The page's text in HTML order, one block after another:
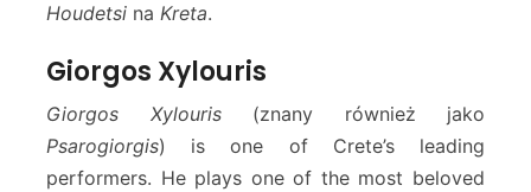
Houdetsi na Kreta.
Giorgos Xylouris
Giorgos Xylouris(znany również jako
Psarogiorgis) is one of Crete’s leading
performers. He plays one of the most beloved